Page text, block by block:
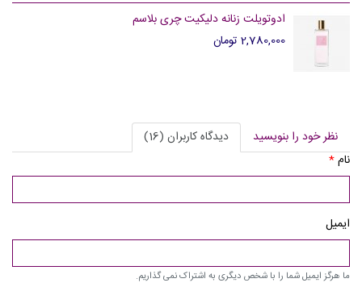
ادوتویلت زنانه دلیکیت چری بلاسم
2,780,000 تومان
نظر خود را بنویسید
دیدگاه کاربران (16)
نام*
ایمیل
ما هرگز ایمیل شما را با شخص دیگری به اشتراک نمی گذاریم.